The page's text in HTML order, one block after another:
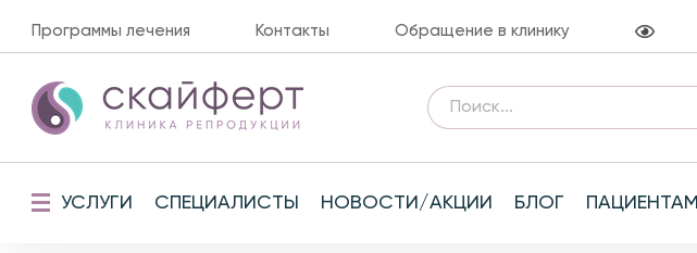
Программы лечения Контакты Обращение в клинику
УСЛУГИ СПЕЦИАЛИСТЫ НОВОСТИ/АКЦИИ БЛОГ ПАЦИЕНТАМ